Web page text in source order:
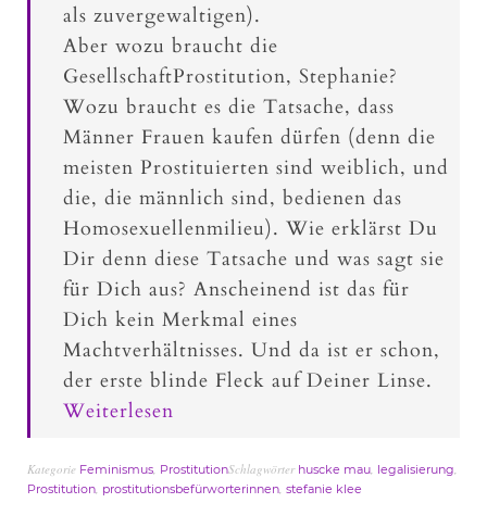
als zuvergewaltigen).
Aber wozu braucht die
GesellschaftProstitution, Stephanie?
Wozu braucht es die Tatsache, dass
Männer Frauen kaufen dürfen (denn die
meisten Prostituierten sind weiblich, und
die, die männlich sind, bedienen das
Homosexuellenmilieu). Wie erklärst Du
Dir denn diese Tatsache und was sagt sie
für Dich aus? Anscheinend ist das für
Dich kein Merkmal eines
Machtverhältnisses. Und da ist er schon,
der erste blinde Fleck auf Deiner Linse.
Weiterlesen
Kategorie Feminismus ProstitutionSchlagwörter huscke mau legalisierung
Prostitution prostitutionsbefürworterinnen stefanie klee